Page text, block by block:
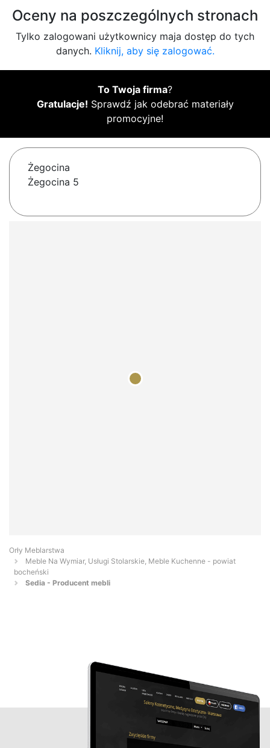
Oceny na poszczególnych stronach
Tylko zalogowani użytkownicy maja dostęp do tych
danych. Kliknij, aby się zalogować.
To Twoja firma?
Gratulacje! Sprawdź jak odebrać materiały
promocyjne!
Żegocina
Żegocina 5
Orły Meblarstwa
Meble Na Wymiar, Usługi Stolarskie, Meble Kuchenne - powiat
bocheński
Sedia - Producent mebli